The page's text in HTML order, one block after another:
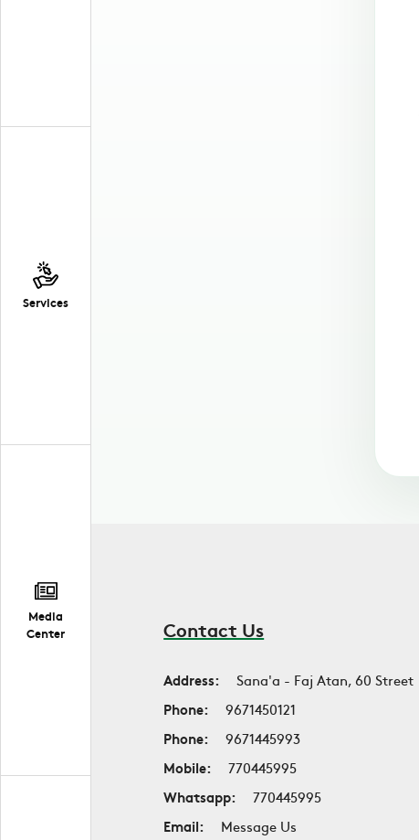
Services
Media
Center
Contact Us
Address:
Sana'a - Faj Atan, 60 Street
Phone:
9671450121
Phone:
9671445993
Mobile:
770445995
Whatsapp:
770445995
Email:
Message Us